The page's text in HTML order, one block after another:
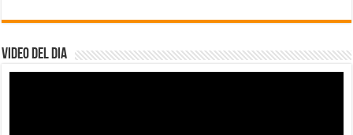
Video del dia